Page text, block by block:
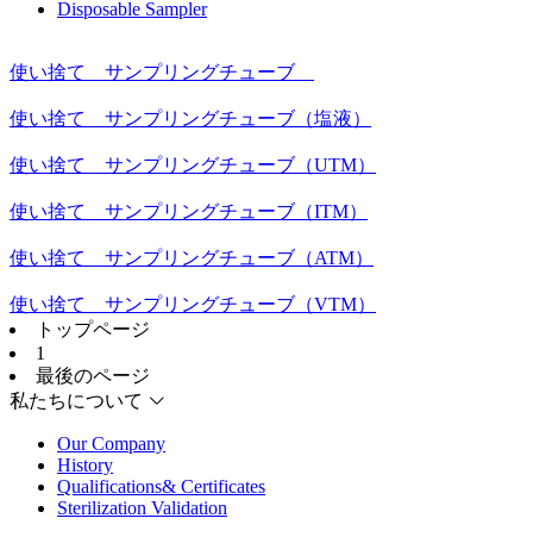
Disposable Sampler
使い捨て サンプリングチューブ
使い捨て サンプリングチューブ（塩液）
使い捨て サンプリングチューブ（UTM）
使い捨て サンプリングチューブ（ITM）
使い捨て サンプリングチューブ（ATM）
使い捨て サンプリングチューブ（VTM）
トップページ
1
最後のページ
私たちについて
Our Company
History
Qualifications& Certificates
Sterilization Validation